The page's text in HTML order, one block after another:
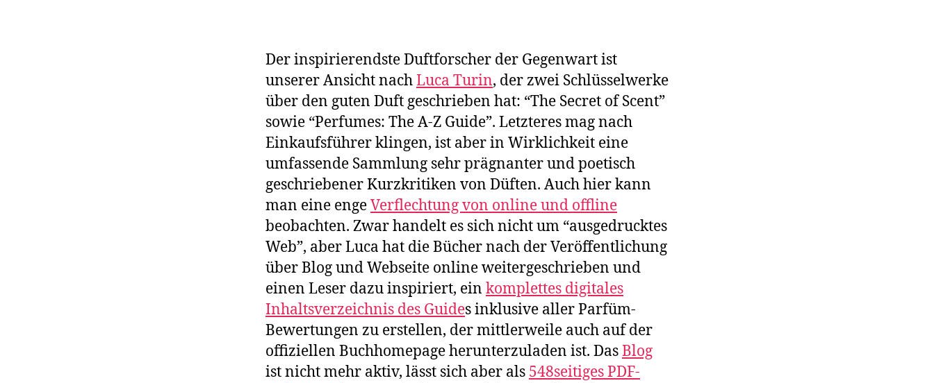
Der inspirierendste Duftforscher der Gegenwart ist
unserer Ansicht nachLuca Turin, der zwei Schlüsselwerke
über den guten Duft geschrieben hat: “The Secret of Scent”
sowie “Perfumes: The A-Z Guide”. Letzteres mag nach
Einkaufsführer klingen, ist aber in Wirklichkeit eine
umfassende Sammlung sehr prägnanter und poetisch
geschriebener Kurzkritiken von Düften. Auch hier kann
man eine engeVerflechtung von online und offline
beobachten. Zwar handelt es sich nicht um “ausgedrucktes
Web”, aber Luca hat die Bücher nach der Veröffentlichung
über Blog und Webseite online weitergeschrieben und
einen Leser dazu inspiriert, ein komplettes digitales
Inhaltsverzeichnis des Guides inklusive aller Parfüm-
Bewertungen zu erstellen, der mittlerweile auch auf der
offiziellen Buchhomepage herunterzuladen ist. DasBlog
ist nicht mehr aktiv, lässt sich aber als 548seitiges PDF-